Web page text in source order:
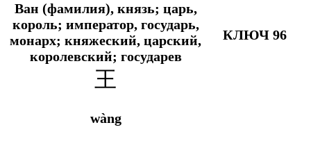
Ван (фамилия), князь; царь,
король; император, государь,
монарх; княжеский, царский,
королевский; государев
王
wàng
КЛЮЧ 96